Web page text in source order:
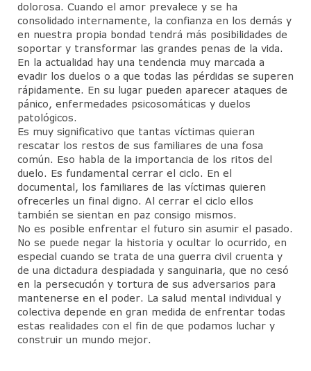
dolorosa. Cuando el amor prevalece y se ha
consolidado internamente, la confianza en los demás y
en nuestra propia bondad tendrá más posibilidades de
soportar y transformar las grandes penas de la vida.
En la actualidad hay una tendencia muy marcada a
evadir los duelos o a que todas las pérdidas se superen
rápidamente. En su lugar pueden aparecer ataques de
pánico, enfermedades psicosomáticas y duelos
patológicos.
Es muy significativo que tantas víctimas quieran
rescatar los restos de sus familiares de una fosa
común. Eso habla de la importancia de los ritos del
duelo. Es fundamental cerrar el ciclo. En el
documental, los familiares de las víctimas quieren
ofrecerles un final digno. Al cerrar el ciclo ellos
también se sientan en paz consigo mismos.
No es posible enfrentar el futuro sin asumir el pasado.
No se puede negar la historia y ocultar lo ocurrido, en
especial cuando se trata de una guerra civil cruenta y
de una dictadura despiadada y sanguinaria, que no cesó
en la persecución y tortura de sus adversarios para
mantenerse en el poder. La salud mental individual y
colectiva depende en gran medida de enfrentar todas
estas realidades con el fin de que podamos luchar y
construir un mundo mejor.